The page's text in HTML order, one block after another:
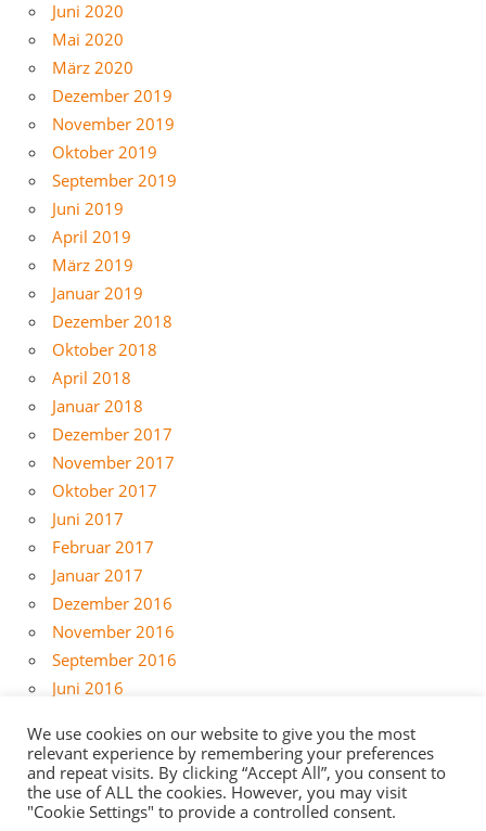
Juni 2020
Mai 2020
März 2020
Dezember 2019
November 2019
Oktober 2019
September 2019
Juni 2019
April 2019
März 2019
Januar 2019
Dezember 2018
Oktober 2018
April 2018
Januar 2018
Dezember 2017
November 2017
Oktober 2017
Juni 2017
Februar 2017
Januar 2017
Dezember 2016
November 2016
September 2016
Juni 2016
April 2016
März 2016
Februar 2016
We use cookies on our website to give you the most
relevant experience by remembering your preferences
and repeat visits. By clicking “Accept All”, you consent to
the use of ALL the cookies. However, you may visit
"Cookie Settings" to provide a controlled consent.